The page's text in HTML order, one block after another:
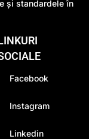
și standardele în
Facebook
Instagram
Linkedin